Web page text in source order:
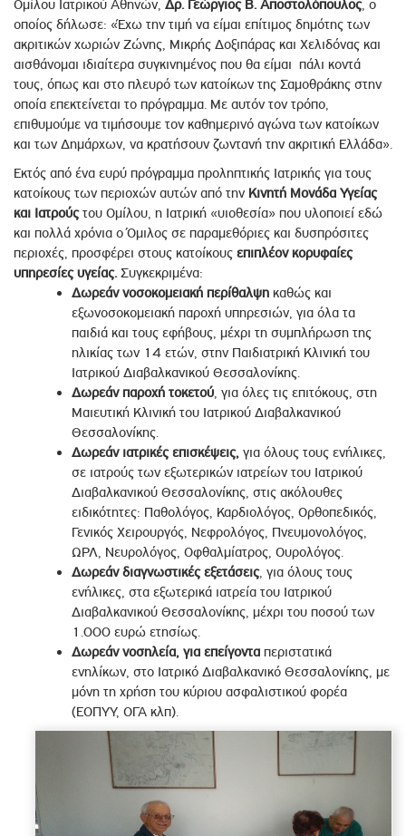
Ομίλου Ιατρικού Αθηνών, Δρ. Γεώργιος Β. Αποστολόπουλος, ο
οποίος δήλωσε: «Έχω την τιμή να είμαι επίτιμος δημότης των
ακριτικών χωριών Ζώνης, Μικρής Δοξιπάρας και Χελιδόνας και
αισθάνομαι ιδιαίτερα συγκινημένος που θα είμαι πάλι κοντά
τους, όπως και στο πλευρό των κατοίκων της Σαμοθράκης στην
οποία επεκτείνεται το πρόγραμμα. Με αυτόν τον τρόπο,
επιθυμούμε να τιμήσουμε τον καθημερινό αγώνα των κατοίκων
και των Δημάρχων, να κρατήσουν ζωντανή την ακριτική Ελλάδα».
Εκτός από ένα ευρύ πρόγραμμα προληπτικής Ιατρικής για τους
κατοίκους των περιοχών αυτών από την Κινητή Μονάδα Υγείας
και Ιατρούςτου Ομίλου, η Ιατρική «υιοθεσία» που υλοποιεί εδώ
και πολλά χρόνια ο Όμιλος σε παραμεθόριες και δυσπρόσιτες
περιοχές, προσφέρει στους κατοίκους επιπλέον κορυφαίες
υπηρεσίες υγείας.Συγκεκριμένα:
Δωρεάν νοσοκομειακή περίθαλψη καθώς και
εξωνοσοκομειακή παροχή υπηρεσιών, για όλα τα
παιδιά και τους εφήβους, μέχρι τη συμπλήρωση της
ηλικίας των 14 ετών, στην Παιδιατρική Κλινική του
Ιατρικού Διαβαλκανικού Θεσσαλονίκης.
Δωρεάν παροχή τοκετού, για όλες τις επιτόκους, στη
Μαιευτική Κλινική του Ιατρικού Διαβαλκανικού
Θεσσαλονίκης.
Δωρεάν ιατρικές επισκέψεις, για όλους τους ενήλικες,
σε ιατρούς των εξωτερικών ιατρείων του Ιατρικού
Διαβαλκανικού Θεσσαλονίκης, στις ακόλουθες
ειδικότητες: Παθολόγος, Καρδιολόγος, Ορθοπεδικός,
Γενικός Χειρουργός, Νεφρολόγος, Πνευμονολόγος,
ΩΡΛ, Νευρολόγος, Οφθαλμίατρος, Ουρολόγος.
Δωρεάν διαγνωστικές εξετάσεις, για όλους τους
ενήλικες, στα εξωτερικά ιατρεία του Ιατρικού
Διαβαλκανικού Θεσσαλονίκης, μέχρι του ποσού των
1.000 ευρώ ετησίως.
Δωρεάν νοσηλεία, για επείγοντα περιστατικά
ενηλίκων, στο Ιατρικό Διαβαλκανικό Θεσσαλονίκης, με
μόνη τη χρήση του κύριου ασφαλιστικού φορέα
(ΕΟΠΥΥ, ΟΓΑ κλπ).